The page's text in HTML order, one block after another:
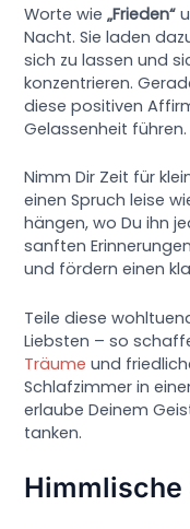
Worte wie„Frieden“
Nacht. Sie laden
sich zu lassen und
konzentrieren.
diese positiven
Gelassenheit führen.
Nimm Dir Zeit für
einen Spruch leise
hängen, wo Du ihn
sanften
und fördern einen
Teile diese
Liebsten – so
Träume und
Schlafzimmer in
erlaube Deinem
tanken.